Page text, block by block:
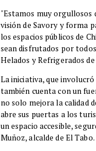
​"Estamos muy
visión de Savory y forma
los espacios públicos de
sean disfrutados por
Helados y Refrigerados
​La iniciativa, que involucró
también cuenta con un
no solo mejora la calidad
abre sus puertas a los
un espacio accesible,
Muñoz, alcalde de El Tabo.